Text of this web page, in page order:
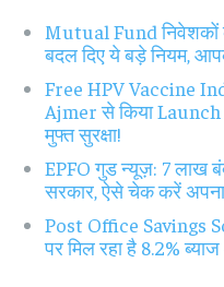
Mutual Fund निवेशकों
बदल दिए ये बड़े नियम,
Free HPV Vaccine
Ajmer से किया Launch
मुफ्त सुरक्षा!
EPFO गुड न्यूज़: 7 लाख
सरकार, ऐसे चेक करें
Post Office Savings
पर मिल रहा है 8.2%